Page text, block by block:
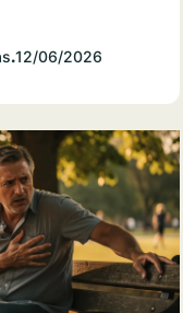
.12/06/2026